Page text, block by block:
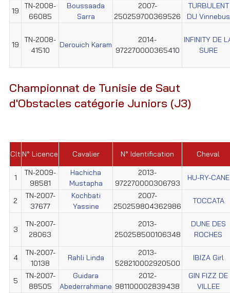
19
TN-2008-
66085
Boussaada
Sarra
2007-
250259700369526
TURBULENT
DU Vinnebus
19
TN-2008-
41510
Derouich Karam
2014-
972270000365410
INFINITY DE
SURE
Championnat de Tunisie de Saut
d'Obstacles catégorie Juniors (J3)
Clt N° Licence Cavalier N° Identification Cheval
1
TN-2009-
98581
Hachicha
Mustapha
2013-
972270000306793
HU-RY-CANE
2
TN-2007-
37677
Kochbati
Yassine
2007-
250259804362986
TOCCATA
3
TN-2007-
28063
2013-
250258500106348
DUNE DES
ROCHES
4
TN-2007-
10138
Rahli Linda
2013-
528210002920500
IBIZA Girl
5
TN-2007-
88505
Guidara
Abederrahmane
2012-
981100002839438
GIN FIZZ DE
VILLEE